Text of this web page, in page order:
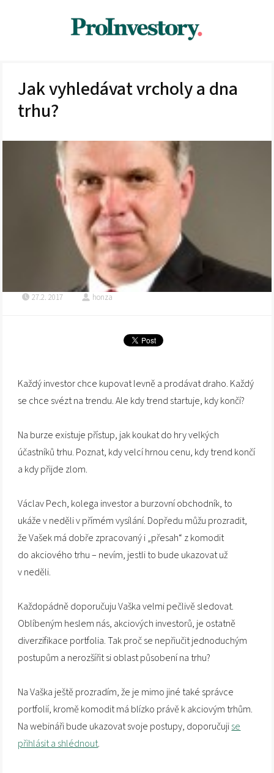
Jak vyhledávat vrcholy a dna
trhu?
27.2. 2017 honza
Každý investor chce kupovat levně a prodávat draho. Každý
se chce svézt na trendu. Ale kdy trend startuje, kdy končí?
Na burze existuje přístup, jak koukat do hry velkých
účastníků trhu. Poznat, kdy velcí hrnou cenu, kdy trend končí
a kdy přijde zlom.
Václav Pech, kolega investor a burzovní obchodník, to
ukáže v neděli v přímém vysílání. Dopředu můžu prozradit,
že Vašek má dobře zpracovaný i „přesah“ z komodit
do akciového trhu – nevím, jestli to bude ukazovat už
v neděli.
Každopádně doporučuju Vaška velmi pečlivě sledovat.
Oblíbeným heslem nás, akciových investorů, je ostatně
diverzifikace portfolia. Tak proč se nepřiučit jednoduchým
postupům a nerozšířit si oblast působení na trhu?
Na Vaška ještě prozradím, že je mimo jiné také správce
portfolií, kromě komodit má blízko právě k akciovým trhům.
Na webináři bude ukazovat svoje postupy, doporučujise
přihlásit a shlédnout.